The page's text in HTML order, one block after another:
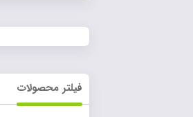
فیلتر محصولات